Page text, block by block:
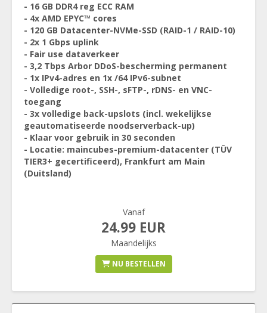
- 16 GB DDR4 reg ECC RAM
- 4x AMD EPYC™ cores
- 120 GB Datacenter-NVMe-SSD (RAID-1 / RAID-10)
- 2x 1 Gbps uplink
- Fair use dataverkeer
- 3,2 Tbps Arbor DDoS-bescherming permanent
- 1x IPv4-adres en 1x /64 IPv6-subnet
- Volledige root-, SSH-, sFTP-, rDNS- en VNC-
toegang
- 3x volledige back-upslots (incl. wekelijkse
geautomatiseerde noodserverback-up)
- Klaar voor gebruik in 30 seconden
- Locatie: maincubes-premium-datacenter (TÜV
TIER3+ gecertificeerd), Frankfurt am Main
(Duitsland)
Vanaf
24.99 EUR
Maandelijks
NU BESTELLEN